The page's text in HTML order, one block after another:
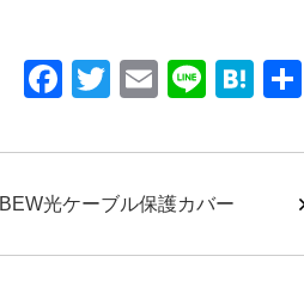
F
c
e
o
T
tt
er
E
ail
Li
e
H
e
BEW光ケーブル保護カバー